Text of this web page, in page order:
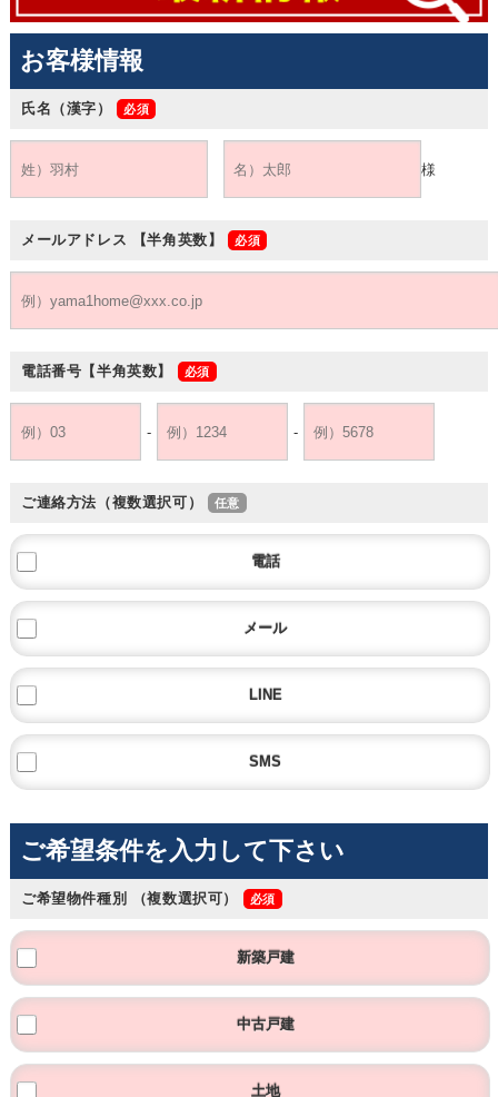
お客様情報
氏名（漢字）
様
メールアドレス 【半角英数】
電話番号 【半角英数】
- -
ご連絡方法（複数選択可）
電話
メール
LINE
SMS
ご希望条件を入力して下さい
ご希望物件種別 （複数選択可）
新築戸建
中古戸建
土地